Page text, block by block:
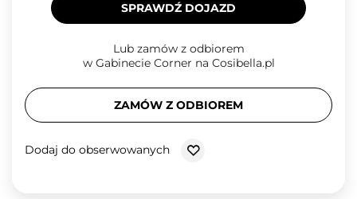
SPRAWDŹ DOJAZD
Lub zamów z odbiorem
w Gabinecie Corner na Cosibella.pl
ZAMÓW Z ODBIOREM
Dodaj do obserwowanych